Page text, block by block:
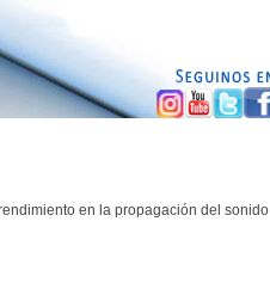
en la propagación del sonido